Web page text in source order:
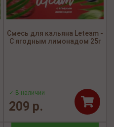
Смесь для кальяна Leteam -
С ягодным лимонадом 25г
✓ В наличии
209 р.